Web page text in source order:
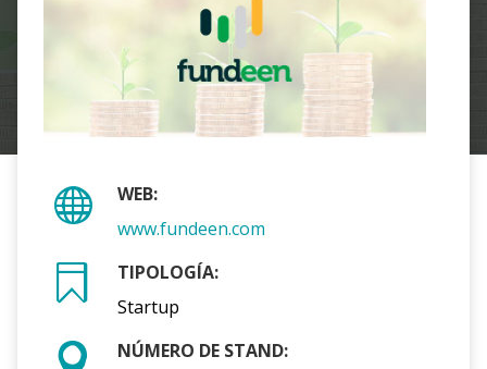
WEB:
www.fundeen.com
TIPOLOGÍA:
Startup
NÚMERO DE STAND: